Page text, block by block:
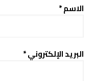
الاسم*
البريد الإلكتروني*